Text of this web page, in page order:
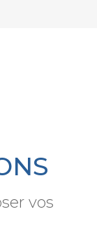
vos